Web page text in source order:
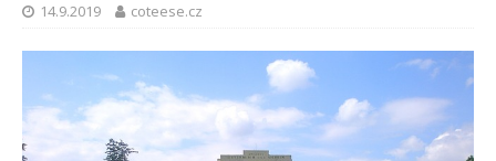
14.9.2019 coteese.cz